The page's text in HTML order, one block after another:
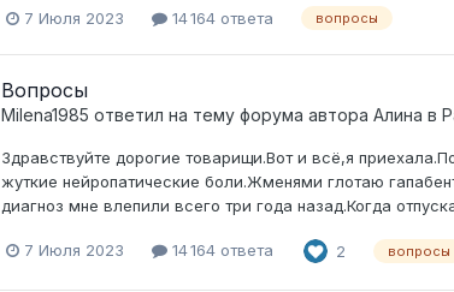
7 Июля 2023 14 164 ответа вопросы
Вопросы
Milena1985 ответил на тему форума автора Алина в
Здравствуйте дорогие товарищи.Вот и всё,я
жуткие нейропатические боли.Жменями глотаю
диагноз мне влепили всего три года назад.Когда
7 Июля 2023 14 164 ответа 2 вопросы